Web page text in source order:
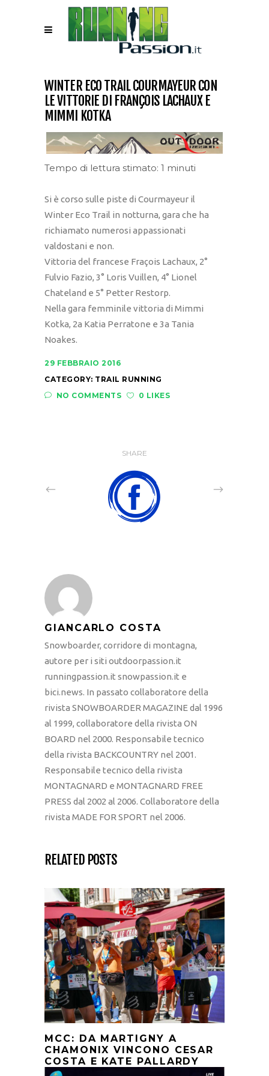
WINTER ECO TRAIL COURMAYEUR CON
LE VITTORIE DI FRANÇOIS LACHAUX E
MIMMI KOTKA
Tempo di lettura stimato: 1 minuti
Si è corso sulle piste di Courmayeur il
Winter Eco Trail in notturna, gara che ha
richiamato numerosi appassionati
valdostani e non.
Vittoria del francese Fraçois Lachaux, 2°
Fulvio Fazio, 3° Loris Vuillen, 4° Lionel
Chateland e 5° Petter Restorp.
Nella gara femminile vittoria di Mimmi
Kotka, 2a Katia Perratone e 3a Tania
Noakes.
29 FEBBRAIO 2016
CATEGORY: TRAIL RUNNING
NO COMMENTS
0 LIKES
SHARE
GIANCARLO COSTA
Snowboarder, corridore di montagna,
autore per i siti outdoorpassion.it
runningpassion.it snowpassion.it e
bici.news. In passato collaboratore della
rivista SNOWBOARDER MAGAZINE dal 1996
al 1999, collaboratore della rivista ON
BOARD nel 2000. Responsabile tecnico
della rivista BACKCOUNTRY nel 2001.
Responsabile tecnico della rivista
MONTAGNARD e MONTAGNARD FREE
PRESS dal 2002 al 2006. Collaboratore della
rivista MADE FOR SPORT nel 2006.
RELATED POSTS
MCC: DA MARTIGNY A
CHAMONIX VINCONO CESAR
COSTA E KATE PALLARDY